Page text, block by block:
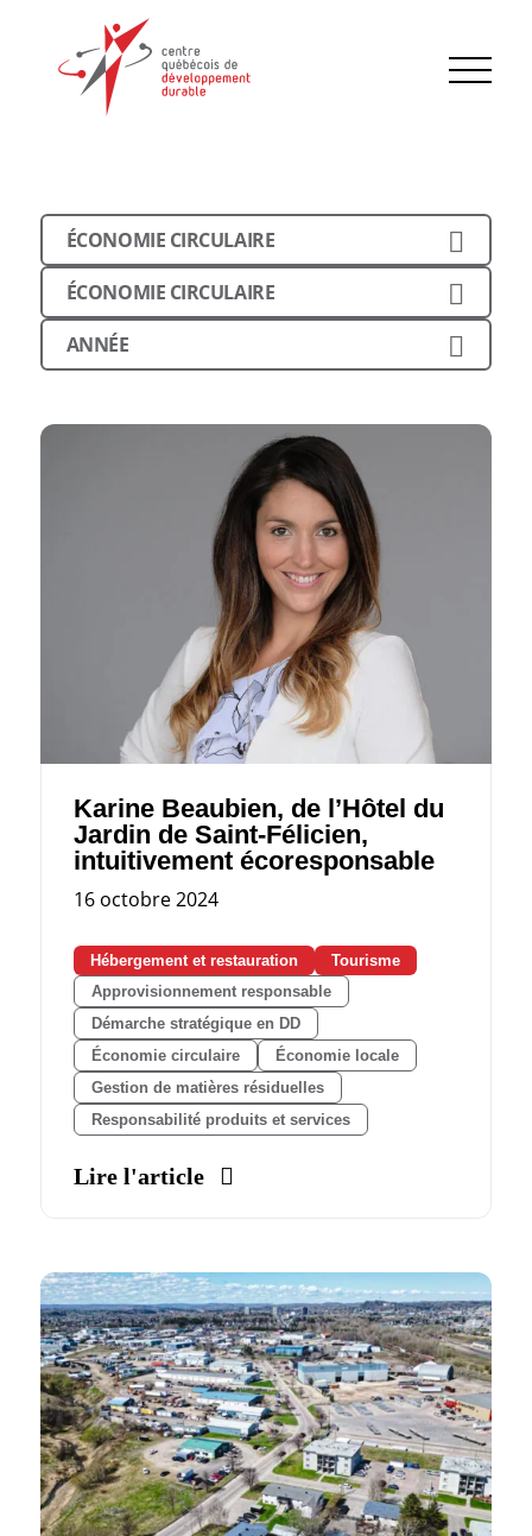
ÉCONOMIE CIRCULAIRE
ÉCONOMIE CIRCULAIRE
ANNÉE
Karine Beaubien, de l’Hôtel du
Jardin de Saint-Félicien,
intuitivement écoresponsable
16 octobre 2024
Hébergement et restauration
Tourisme
Approvisionnement responsable
Démarche stratégique en DD
Économie circulaire
Économie locale
Gestion de matières résiduelles
Responsabilité produits et services
Lire l'article